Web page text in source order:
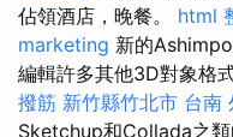
佔領酒店，晚餐。 html
marketing 新的
編輯許多其他3D對象格
撥筋 新竹縣竹北市 台南
Sketchup和Collada之